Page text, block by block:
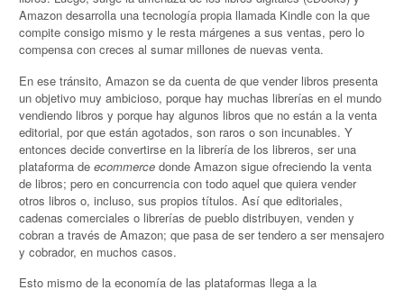
Amazon desarrolla una tecnología propia llamada Kindle con la que
compite consigo mismo y le resta márgenes a sus ventas, pero lo
compensa con creces al sumar millones de nuevas venta.
En ese tránsito, Amazon se da cuenta de que vender libros presenta
un objetivo muy ambicioso, porque hay muchas librerías en el mundo
vendiendo libros y porque hay algunos libros que no están a la venta
editorial, por que están agotados, son raros o son incunables. Y
entonces decide convertirse en la librería de los libreros, ser una
plataforma deecommercedonde Amazon sigue ofreciendo la venta
de libros; pero en concurrencia con todo aquel que quiera vender
otros libros o, incluso, sus propios títulos. Así que editoriales,
cadenas comerciales o librerías de pueblo distribuyen, venden y
cobran a través de Amazon; que pasa de ser tendero a ser mensajero
y cobrador, en muchos casos.
Esto mismo de la economía de las plataformas llega a la